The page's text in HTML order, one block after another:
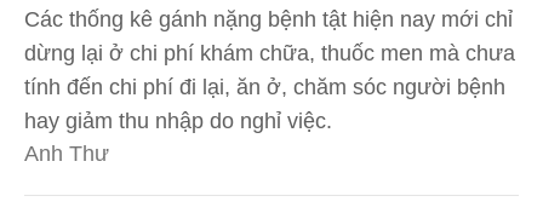
Các thống kê gánh nặng bệnh tật hiện nay mới chỉ
dừng lại ở chi phí khám chữa, thuốc men mà chưa
tính đến chi phí đi lại, ăn ở, chăm sóc người bệnh
hay giảm thu nhập do nghỉ việc.
Anh Thư